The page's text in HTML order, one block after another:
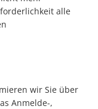
alle
wir Sie über
Anmelde-,